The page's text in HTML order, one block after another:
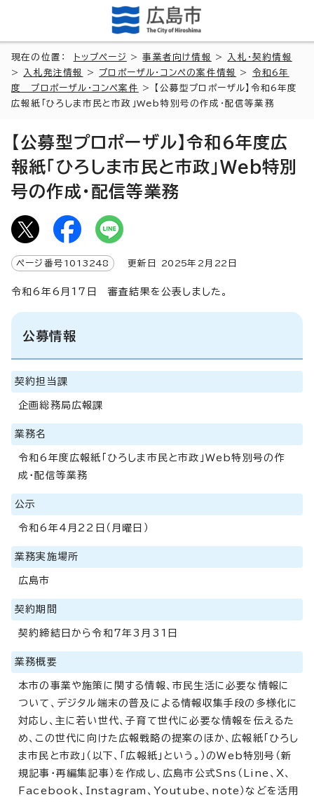
現在の位置： トップページ >事業者向け情報 >
入札・契約情報
>
入札発注情報 > プロポーザル・コンペの案件情報 > 令和6年
度 プロポーザル・コンペ案件
> 【公募型プロポーザル】令和6年度
広報紙「ひろしま市民と市政」Web特別号の作成・配信等業務
【公募型プロポーザル】令和6年度広
報紙「ひろしま市民と市政」Web特別
号の作成・配信等業務
ページ番号 1013248 更新日 2025年2月 22 日
令和6年6月17日 審査結果を公表しました。
公募情報
契約担当課
企画総務局広報課
業務名
令和6年度広報紙「ひろしま市民と市政」Web特別号の作
成・配信等業務
公示
令和6年4月22日（月曜日）
業務実施場所
広島市
契約期間
契約締結日から令和7年3月31日
業務概要
本市の事業や施策に関する情報、市民生活に必要な情報に
ついて、デジタル端末の普及による情報収集手段の多様化に
対応し、主に若い世代、子育て世代に必要な情報を伝えるた
め、この世代に向けた広報戦略の提案のほか、広報紙「ひろし
ま市民と市政」（以下、「広報紙」という。）のWeb特別号（新
規記事・再編集記事）を作成し、広島市公式Sns（Line、X、
Facebook、Instagram、Youtube、note）などを活用